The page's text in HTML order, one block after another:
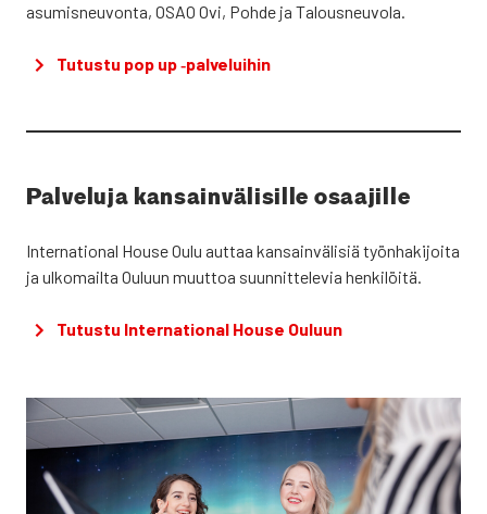
asu­mis­neu­von­ta, OSAO Ovi, Poh­de ja Talous­neu­vo­la.
Tutus­tu pop up ‑pal­ve­lui­hin
Pal­ve­lu­ja kan­sain­vä­li­sil­le osaa­jil­le
Inter­na­tio­nal House Oulu aut­taa kan­sain­vä­li­siä työn­ha­ki­joi­ta
ja ulko­mail­ta Ouluun muut­toa suun­nit­te­le­via hen­ki­löi­tä.
Tutus­tu Inter­na­tio­nal House Ouluun